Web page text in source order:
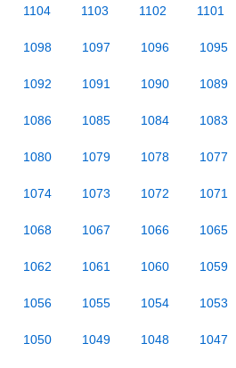
1104 1103 1102 1101
1098 1097 1096 1095
1092 1091 1090 1089
1086 1085 1084 1083
1080 1079 1078 1077
1074 1073 1072 1071
1068 1067 1066 1065
1062 1061 1060 1059
1056 1055 1054 1053
1050 1049 1048 1047